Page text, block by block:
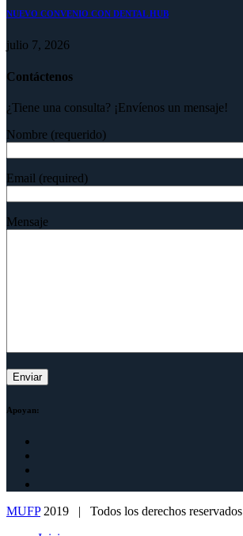
NUEVO CONVENIO CON DENTAL HUB
julio 7, 2026
Contáctenos
¿Tiene una consulta? ¡Envíenos un mensaje!
Nombre (requerido)
Email (required)
Mensaje
Apoyan:
MUFP2019 | Todos los derechos reservados